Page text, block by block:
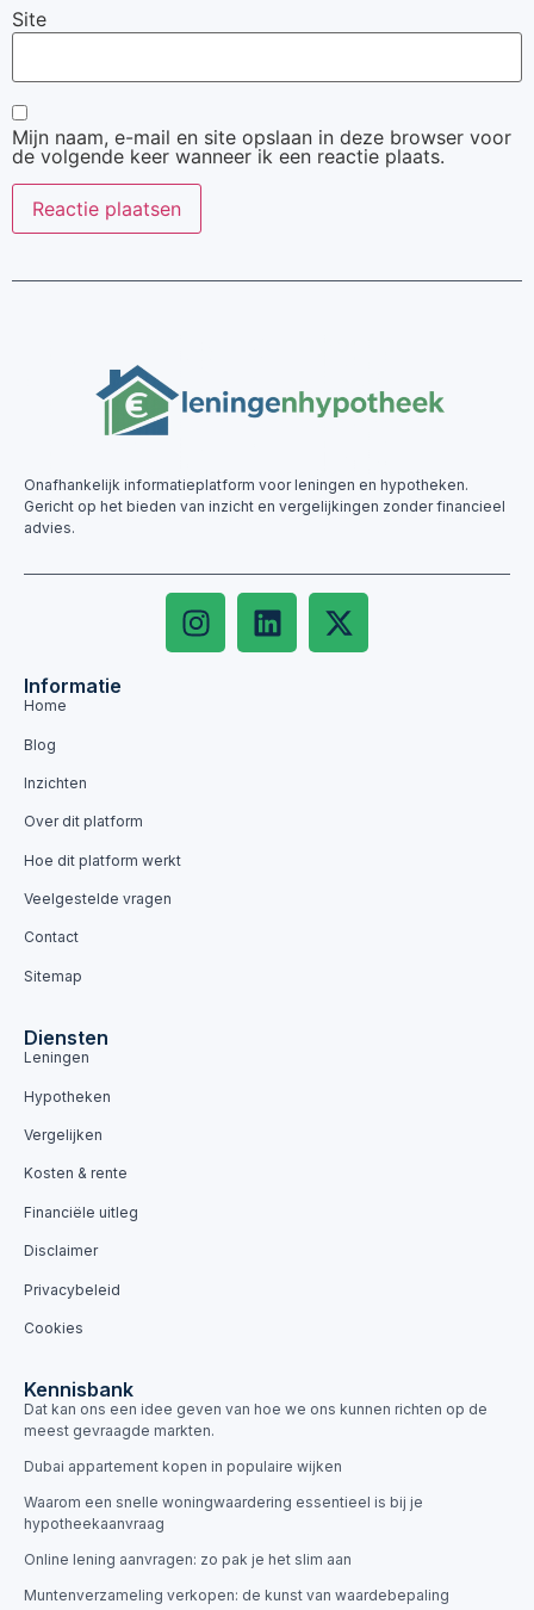
Site
Mijn naam, e-mail en site opslaan in deze browser voor
de volgende keer wanneer ik een reactie plaats.
Onafhankelijk informatieplatform voor leningen en hypotheken.
Gericht op het bieden van inzicht en vergelijkingen zonder financieel
advies.
Informatie
Home
Blog
Inzichten
Over dit platform
Hoe dit platform werkt
Veelgestelde vragen
Contact
Sitemap
Diensten
Leningen
Hypotheken
Vergelijken
Kosten & rente
Financiële uitleg
Disclaimer
Privacybeleid
Cookies
Kennisbank
Dat kan ons een idee geven van hoe we ons kunnen richten op de
meest gevraagde markten.
Dubai appartement kopen in populaire wijken
Waarom een snelle woningwaardering essentieel is bij je
hypotheekaanvraag
Online lening aanvragen: zo pak je het slim aan
Muntenverzameling verkopen: de kunst van waardebepaling